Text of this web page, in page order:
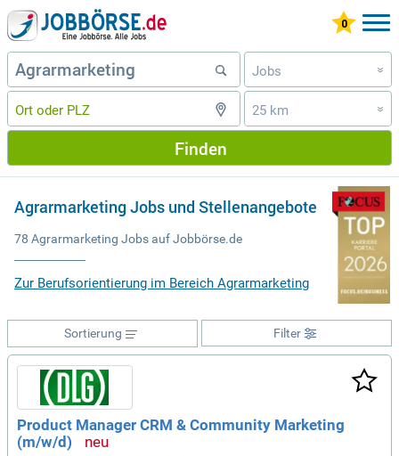
Jobs »
25 km »
Finden
Agrarmarketing Jobs und Stellenangebote
78 Agrarmarketing Jobs auf Jobbörse.de
Zur Berufsorientierung im Bereich Agrarmarketing
Filter
Sortierung
Product Manager CRM & Community Marketing
(m/w/d)